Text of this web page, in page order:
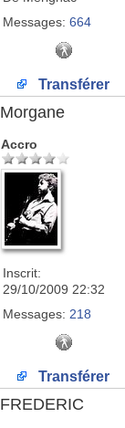
Messages: 664
Transférer
Morgane
Accro
Inscrit:
29/10/2009 22:32
Messages: 218
Transférer
FREDERIC